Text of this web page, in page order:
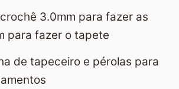
3.0mm para fazer as
para fazer o tapete
de tapeceiro e pérolas para